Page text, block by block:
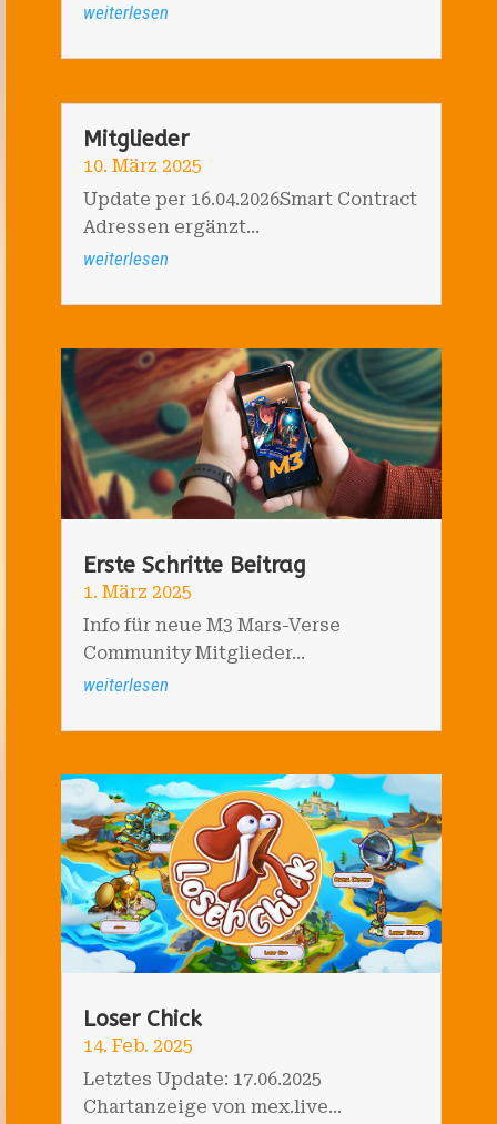
weiterlesen
Mitglieder
10. März 2025
Update per 16.04.2026Smart Contract
Adressen ergänzt...
weiterlesen
Erste Schritte Beitrag
1. März 2025
Info für neue M3 Mars-Verse
Community Mitglieder...
weiterlesen
Loser Chick
14. Feb. 2025
Letztes Update: 17.06.2025
Chartanzeige von mex.live...